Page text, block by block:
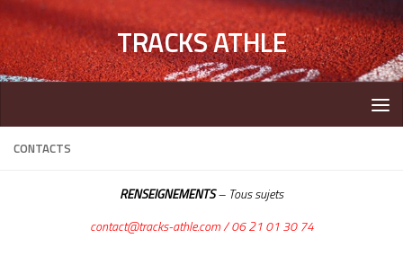
TRACKS ATHLE
CONTACTS
RENSEIGNEMENTS– Tous sujets
contact@tracks-athle.com/ 06 21 01 30 74